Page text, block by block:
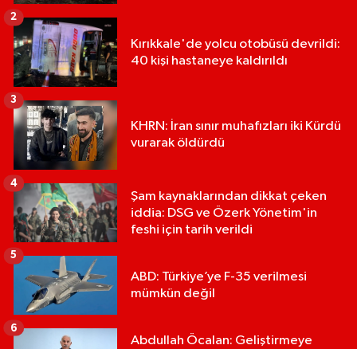
Kırıkkale'de yolcu otobüsü devrildi:
40 kişi hastaneye kaldırıldı
2
KHRN: İran sınır muhafızları iki Kürdü
vurarak öldürdü
3
Şam kaynaklarından dikkat çeken
iddia: DSG ve Özerk Yönetim'in
feshi için tarih verildi
4
ABD: Türkiye’ye F-35 verilmesi
mümkün değil
5
Abdullah Öcalan: Geliştirmeye
6